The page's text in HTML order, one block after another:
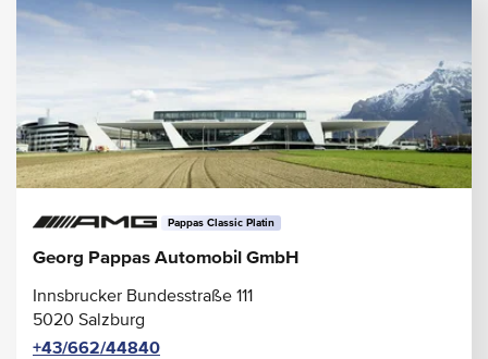
Pappas Classic Platin
Georg Pappas Automobil GmbH
Innsbrucker Bundesstraße 111
5020 Salzburg
+43/662/44840